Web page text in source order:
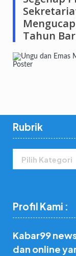
Tahun
Rubrik
Profil Kami :
Kabar99
dan online